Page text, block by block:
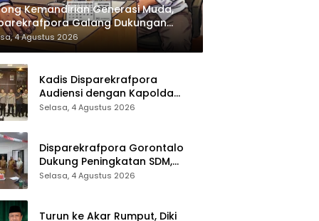
Kemandirian Generasi Muda,
Galang Dukungan
Para Aleg Deprov
4 Agustus 2026
Kadis Disparekrafpora
Audiensi dengan Kapolda
Gorontalo, Perkuat Sinergi
Selasa, 4 Agustus 2026
Disparekrafpora Gorontalo
Dukung Peningkatan SDM,
Berikan Rekomendasi Studi S3
Selasa, 4 Agustus 2026
Turun ke Akar Rumput, Diki